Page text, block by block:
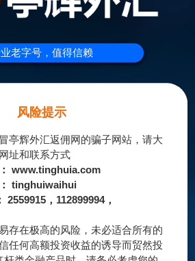
老字号，值得信赖
风险提示
亭辉外汇返佣网的骗子网站，请大
址和联系方式
www.tinghuia.com
tinghuiwaihui
，112899994，
存在极高的风险，未必适合所有的
任何高额投资收益的诱导而贸然投